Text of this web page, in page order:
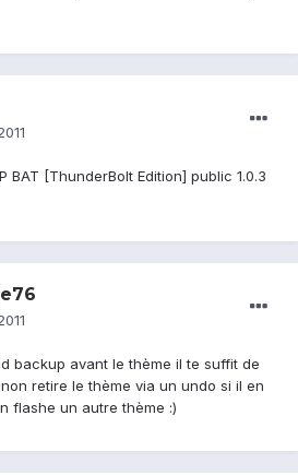
BAT [ThunderBolt Edition] public 1.0.3
backup avant le thème il te suffit de
retire le thème via un undo si il en
flashe un autre thème :)